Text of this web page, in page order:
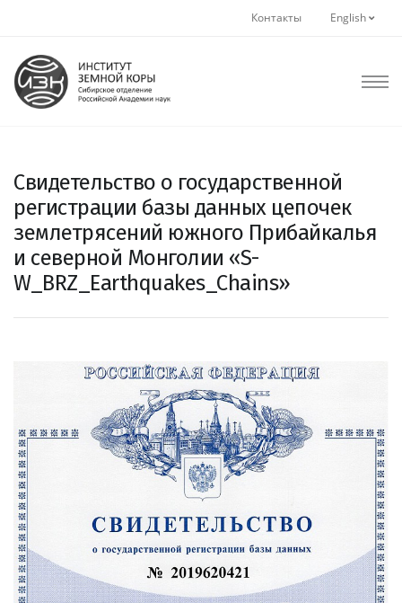
Контакты English
Свидетельство о государственной
регистрации базы данных цепочек
землетрясений южного Прибайкалья
и северной Монголии «S-
W_BRZ_Earthquakes_Chains»